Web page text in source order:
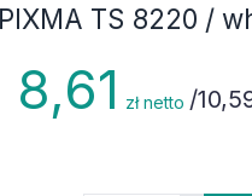
TS 8220 /
8,61 zł netto /